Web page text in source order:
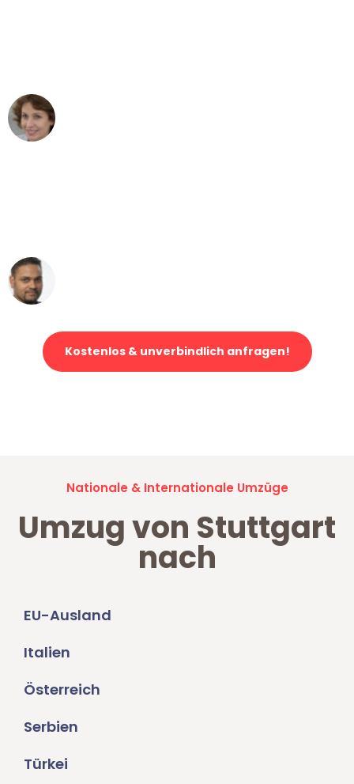
Kostenlos & unverbindlich anfragen!
Nationale & Internationale Umzüge
Umzug von Stuttgart
nach
EU-Ausland
Italien
Österreich
Serbien
Türkei